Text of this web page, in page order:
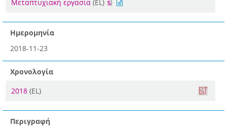
Μεταπτυχιακή εργασία (EL)
Ημερομηνία
2018-11-23
Χρονολογία
2018 (EL)
Περιγραφή